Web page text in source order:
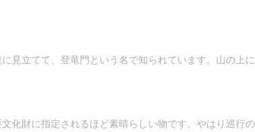
見立てて、登竜門という名で知られています。山の上
化財に指定されるほど素晴らしい物です。やはり巡行